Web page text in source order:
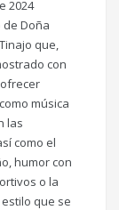
2024
Doña
que,
con
música
las
como el
humor con
o la
que se